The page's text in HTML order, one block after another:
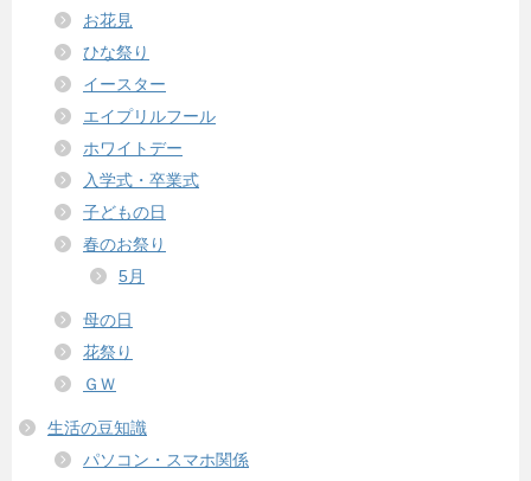
お花見
ひな祭り
イースター
エイプリルフール
ホワイトデー
入学式・卒業式
子どもの日
春のお祭り
5月
母の日
花祭り
ＧＷ
生活の豆知識
パソコン・スマホ関係